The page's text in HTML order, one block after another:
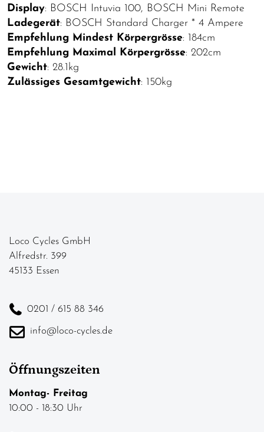
Display: BOSCH Intuvia 100, BOSCH Mini Remote
Ladegerät: BOSCH Standard Charger * 4 Ampere
Empfehlung Mindest Körpergrösse: 184cm
Empfehlung Maximal Körpergrösse: 202cm
Gewicht: 28.1kg
Zulässiges Gesamtgewicht: 150kg
Loco Cycles GmbH
Alfredstr. 399
45133 Essen
0201 / 615 88 346
info@loco-cycles.de
Öffnungszeiten
Montag- Freitag
10:00 - 18:30 Uhr